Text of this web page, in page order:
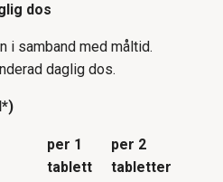
dos
i samband med måltid.
daglig dos.
per 1
tablett
per 2
tabletter